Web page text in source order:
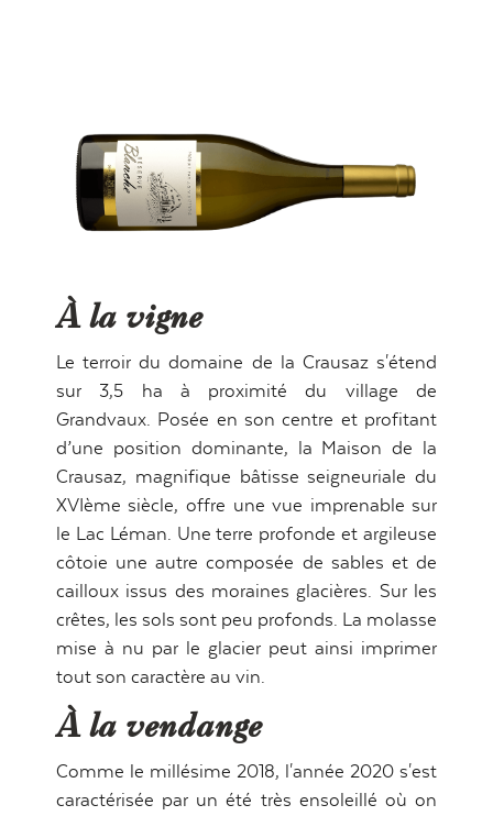
BRUNCH
SHOP
CONTACT
info@lacrausaz.ch
021 357 90 18
HORAIRES (MARS À OCTOBRE)
Jeudi - Vendredi
16:00 – 21:30
Samedi - Dimanche
Lundi - Mercredi
À la vigne
Le terroir du domaine de la Crausaz s'étend
sur 3,5 ha à proximité du village de
Grandvaux. Posée en son centre et profitant
d’une position dominante, la Maison de la
Crausaz, magnifique bâtisse seigneuriale du
XVIème siècle, offre une vue imprenable sur
le Lac Léman. Une terre profonde et argileuse
côtoie une autre composée de sables et de
cailloux issus des moraines glacières. Sur les
crêtes, les sols sont peu profonds. La molasse
mise à nu par le glacier peut ainsi imprimer
tout son caractère au vin.
À la vendange
Comme le millésime 2018, l'année 2020 s'est
caractérisée par un été très ensoleillé où on